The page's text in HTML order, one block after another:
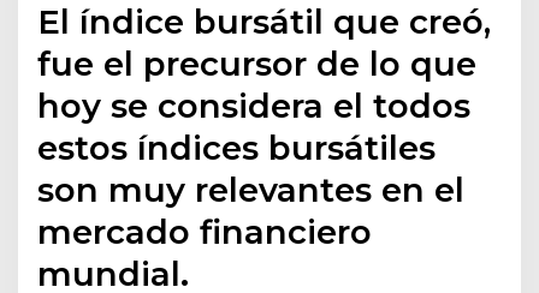
El índice bursátil que creó,
fue el precursor de lo que
hoy se considera el todos
estos índices bursátiles
son muy relevantes en el
mercado financiero
mundial.